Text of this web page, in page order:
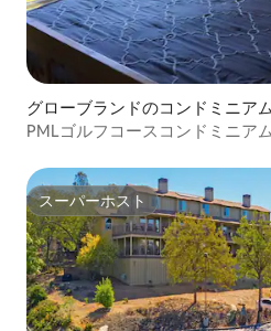
グローブランドのコンドミニア
PMLゴルフコースコンドミニア
スーパーホスト
スーパーホスト